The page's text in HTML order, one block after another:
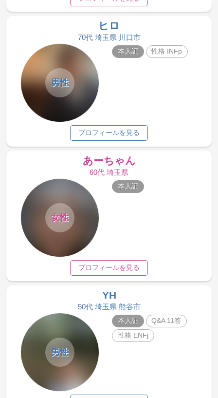
ヒロ
70代 埼玉県 川口市
男性
本人証 性格 INFp
プロフィールを見る
あーちゃん
60代 埼玉県
女性
本人証
プロフィールを見る
YH
50代 埼玉県 熊谷市
男性
本人証
Q&A 11答
性格 ENFj